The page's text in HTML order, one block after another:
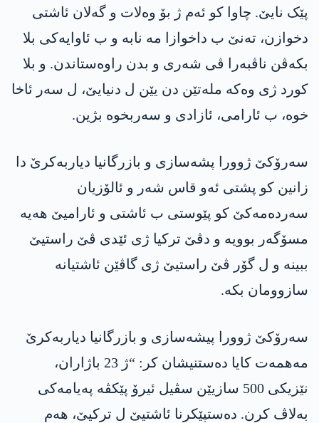
پێک نایێ. چاوا کو ئەم ژ بۆ وەلات و گەلان ئاشتی
دخوازن، تەنێ ب داخوازا مە نابە و ب ئاوایەکی بلا
بکەڤن ناڤبەرا ڤی شەری و بدن راوەستاندن. و بلا
کورد ژی وەکە ملەتێن دن یێن ل دنیایێ، ل سەر ئاخا
خوە، ب ئارامی، ئازادی و سەربخوە بژین.
سەرۆکێ ژوورا پشەسازی و بازرگانیا دیاربەکرێ دا
زانین کو پشتی ئەو قاس شەر و ئالۆزیان
سەردەمەکێ کو پێوستی ب ئاشتی و ئارامیێ ھەیە
مسۆگەر بوویە و دڤێ ترکیا ژی ئێدی ڤێ راستیێ
ببینە و ل گۆر ڤێ راستیێ ژی گاڤێن ئاشتیانە
سازوومان بکە.
سەرۆکێ ژوورا پیشەسازی و بازرگانیا دیاربەکرێ
مەھمەت کایا دەستنیشان کر: “ژ 23 باژاران،
نێزیکی 500 سازیێن سڤیل ئیرۆ پێکڤە پەیامەکی
بەلاڤ کرن. دەستپێکرنا ئاشتیێ ل ترکیێ، ھەم